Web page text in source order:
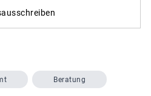
Beratung